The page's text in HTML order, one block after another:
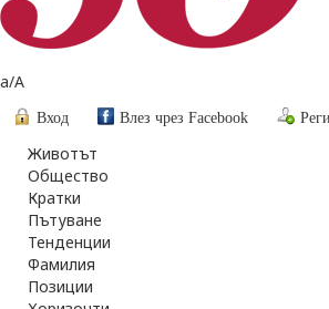
a/A
Вход Влез чрез Facebook
Животът
Общество
Кратки
Пътуване
Тенденции
Фамилия
Позиции